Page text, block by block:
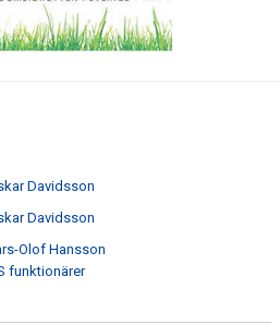
Davidsson
Davidsson
Olof Hansson
funktionärer